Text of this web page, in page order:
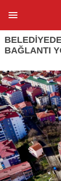
BAĞLANTI